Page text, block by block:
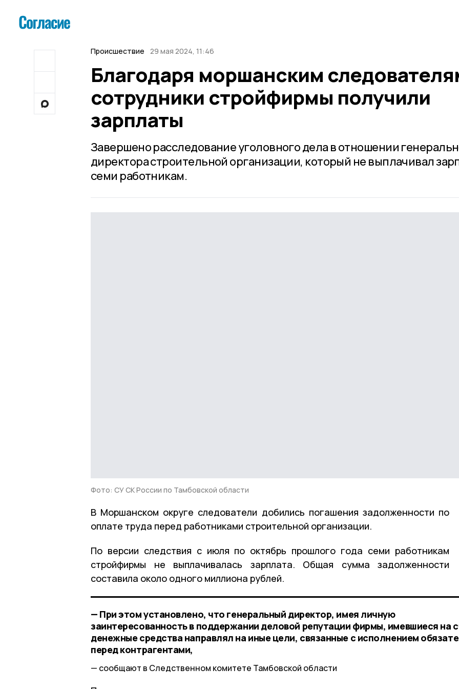
Происшествие 29 мая 2024, 11:46
Благодаря моршанским
сотрудники стройфирмы получили
зарплаты
Завершено расследование уголовного дела в отношении
директора строительной организации, который не выплачивал
семи работникам.
Фото: СУ СК России по Тамбовской области
В Моршанском округе следователи добились погашения задолженности по
оплате труда перед работниками строительной организации.
По версии следствия с июля по октябрь прошлого года семи работникам
стройфирмы не выплачивалась зарплата. Общая сумма задолженности
составила около одного миллиона рублей.
— При этом установлено, что генеральный директор, имея личную
заинтересованность в поддержании деловой репутации фирмы, имевшиеся на
денежные средства направлял на иные цели, связанные с исполнением
перед контрагентами,
сообщают в Следственном комитете Тамбовской области